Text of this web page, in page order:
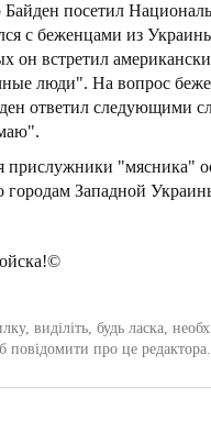
посетил
с беженцами из
он встретил
люди". На вопрос
ответил следующими
прислужники "мясника"
городам Западной
виділіть, будь ласка,
повідомити про це